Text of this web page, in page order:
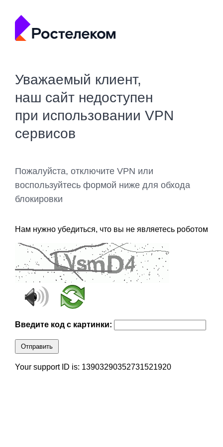
Уважаемый клиент,
наш сайт недоступен
при использовании VPN
сервисов
Пожалуйста, отключите VPN или
воспользуйтесь формой ниже для обхода
блокировки
Нам нужно убедиться, что вы не являетесь роботом
Введите код с картинки:
Отправить
Your support ID is: 13903290352731521920